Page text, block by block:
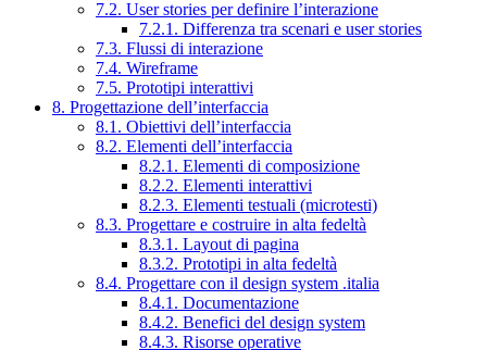
7.2. User stories per definire l’interazione
7.2.1. Differenza tra scenari e user stories
7.3. Flussi di interazione
7.4. Wireframe
7.5. Prototipi interattivi
8. Progettazione dell’interfaccia
8.1. Obiettivi dell’interfaccia
8.2. Elementi dell’interfaccia
8.2.1. Elementi di composizione
8.2.2. Elementi interattivi
8.2.3. Elementi testuali (microtesti)
8.3. Progettare e costruire in alta fedeltà
8.3.1. Layout di pagina
8.3.2. Prototipi in alta fedeltà
8.4. Progettare con il design system .italia
8.4.1. Documentazione
8.4.2. Benefici del design system
8.4.3. Risorse operative